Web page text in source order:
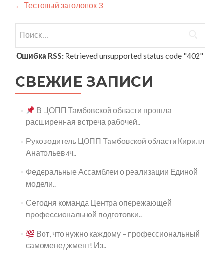
Навигация
по
записям
← Тестовый заголовок 3
Ошибка RSS: Retrieved unsupported status code "402"
СВЕЖИЕ ЗАПИСИ
В ЦОПП Тамбовской области прошла
расширенная встреча рабочей..
Руководитель ЦОПП Тамбовской области Кирилл
Анатольевич..
Федеральные Ассамблеи о реализации Единой
модели..
Сегодня команда Центра опережающей
профессиональной подготовки..
Вот, что нужно каждому – профессиональный
самоменеджмент! Из..